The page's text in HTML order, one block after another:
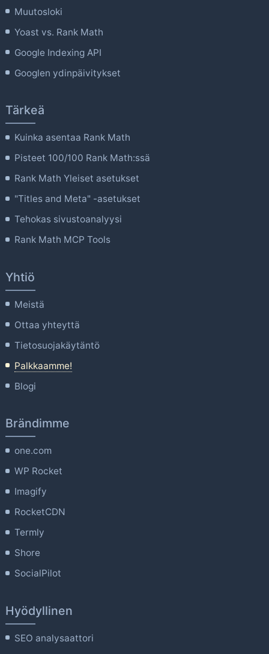
Muutosloki
Yoast vs. Rank Math
Google Indexing API
Googlen ydinpäivitykset
Tärkeä
Kuinka asentaa Rank Math
Pisteet 100/100 Rank Math:ssä
Rank Math Yleiset asetukset
"Titles and Meta" -asetukset
Tehokas sivustoanalyysi
Rank Math MCP Tools
Yhtiö
Meistä
Ottaa yhteyttä
Tietosuojakäytäntö
Palkkaamme!
Blogi
Brändimme
one.com
WP Rocket
Imagify
RocketCDN
Termly
Shore
SocialPilot
Hyödyllinen
SEO analysaattori